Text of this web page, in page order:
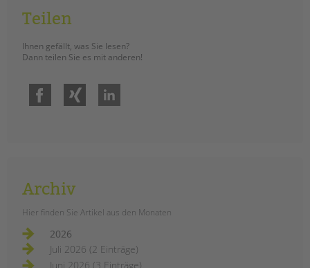
Teilen
Ihnen gefällt, was Sie lesen?
Dann teilen Sie es mit anderen!
Facebook Xing
Archiv
Hier finden Sie Artikel aus den Monaten
2026
Juli 2026 (2 Einträge)
Juni 2026 (3 Einträge)